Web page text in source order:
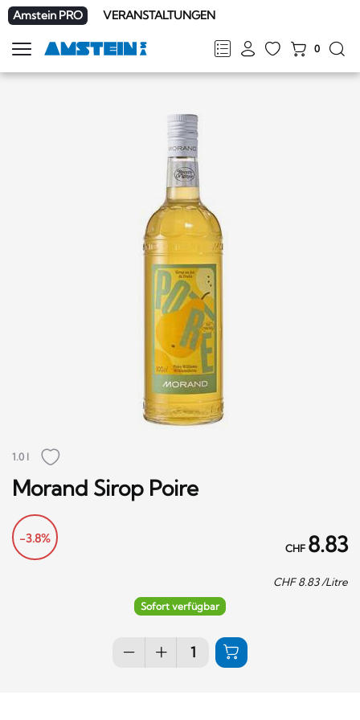
Amstein PRO VERANSTALTUNGEN
FRDEENIT
0
Navigation
zeigen
1.0 l
Morand Sirop Poire
-3.8%
CHF 8.83
CHF8.83/Litre
Sofort verfügbar